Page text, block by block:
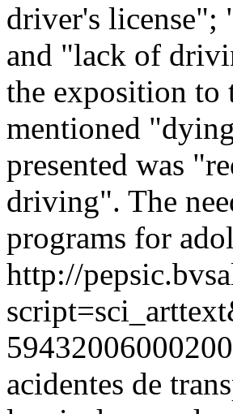
driver's license";
and "lack of
the exposition to
mentioned
presented was
driving". The
programs for
http://
acidentes de